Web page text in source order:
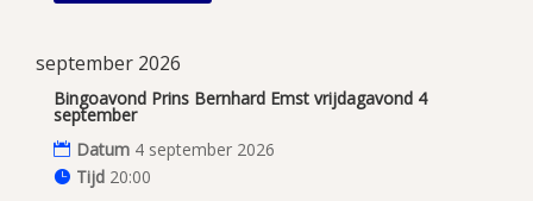
september 2026
Bingoavond Prins Bernhard Emst vrijdagavond 4
september
Datum 4 september 2026
Tijd 20:00